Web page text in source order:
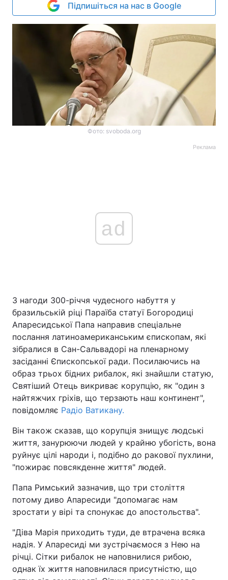
Підпишіться на нас в Google
Фото: svoboda.org
Реклама
ad
З нагоди 300-річчя чудесного набуття у
бразильській ріці Параїба статуї Богородиці
Апаресидської Папа направив спеціальне
послання латиноамериканським єпископам, які
зібралися в Сан-Сальвадорі на пленарному
засіданні Єпископської ради. Посилаючись на
образ трьох бідних рибалок, які знайшли статую,
Святіший Отець викриває корупцію, як "один з
найтяжчих гріхів, що терзають наш континент",
повідомляє Радіо Ватикану.
Він також сказав, що корупція знищує людські
життя, занурюючи людей у крайню убогість, вона
руйнує цілі народи і, подібно до ракової пухлини,
"пожирає повсякденне життя" людей.
Папа Римський зазначив, що три століття
потому диво Апаресиди "допомагає нам
зростати у вірі та спонукає до апостольства".
"Діва Марія приходить туди, де втрачена всяка
надія. У Апаресиді ми зустрічаємося з Нею на
річці. Сітки рибалок не наповнилися рибою,
однак їх життя наповнилася присутністю, що